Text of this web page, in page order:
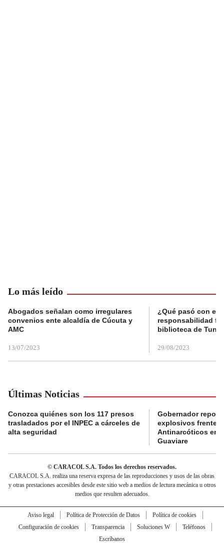
Lo más leído
Abogados señalan como irregulares
convenios ente alcaldía de Cúcuta y
AMC
13/07/2023
¿Qué pasó con el
responsabilidad
biblioteca de
29/08/2023
Últimas Noticias
Conozca quiénes son los 117 presos
trasladados por el INPEC a cárceles de
alta seguridad
Gobernador
explosivos frente a
Antinarcóticos en
Guaviare
© CARACOL S.A. Todos los derechos reservados.
CARACOL S.A. realiza una reserva expresa de las reproducciones y usos de las obras
y otras prestaciones accesibles desde este sitio web a medios de lectura mecánica u otros
medios que resulten adecuados.
Aviso legal Política de Protección de Datos
Política de cookies
Configuración de cookies
Transparencia Soluciones W
Teléfonos
Escríbanos